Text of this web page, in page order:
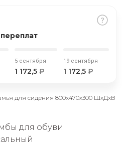
5 сентября
1 172,5 ₽
19 сентября
1 172,5 ₽
раз в 2 недели
для сидения 800х470х300 ШхДхВ
для обуви